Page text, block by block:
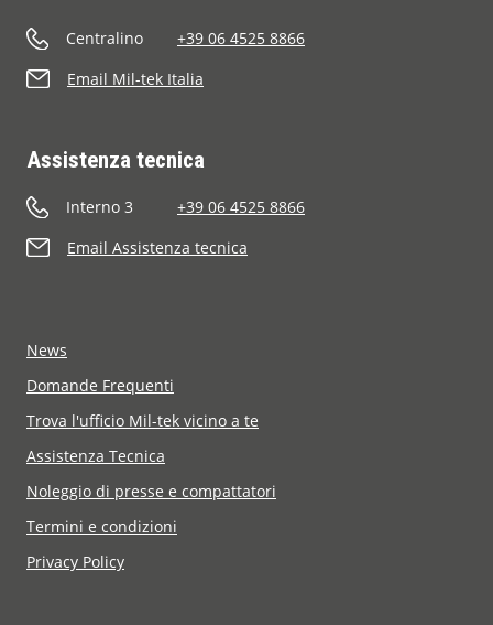
Centralino
+39 06 4525 8866
Email Mil-tek Italia
Assistenza tecnica
Interno 3
+39 06 4525 8866
Email Assistenza tecnica
News
Domande Frequenti
Trova l'ufficio Mil-tek vicino a te
Assistenza Tecnica
Noleggio di presse e compattatori
Termini e condizioni
Privacy Policy